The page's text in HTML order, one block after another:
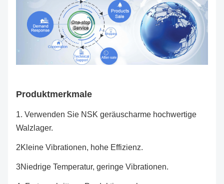
Produktmerkmale
1. Verwenden Sie NSK geräuscharme hochwertige
Walzlager.
2Kleine Vibrationen, hohe Effizienz.
3Niedrige Temperatur, geringe Vibrationen.